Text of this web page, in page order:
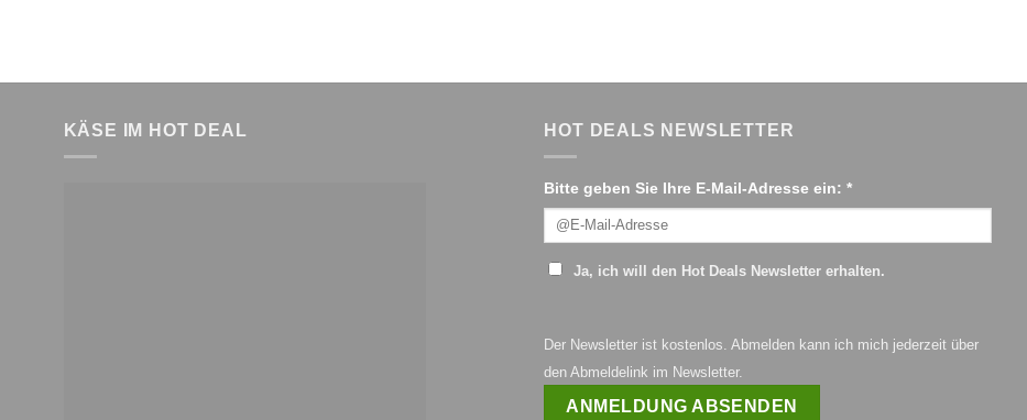
KÄSE IM HOT DEAL HOT DEALS NEWSLETTER
Bitte geben Sie Ihre E-Mail-Adresse ein: *
Ja, ich will den Hot Deals Newsletter erhalten.
Der Newsletter ist kostenlos. Abmelden kann ich mich jederzeit über
den Abmeldelink im Newsletter.